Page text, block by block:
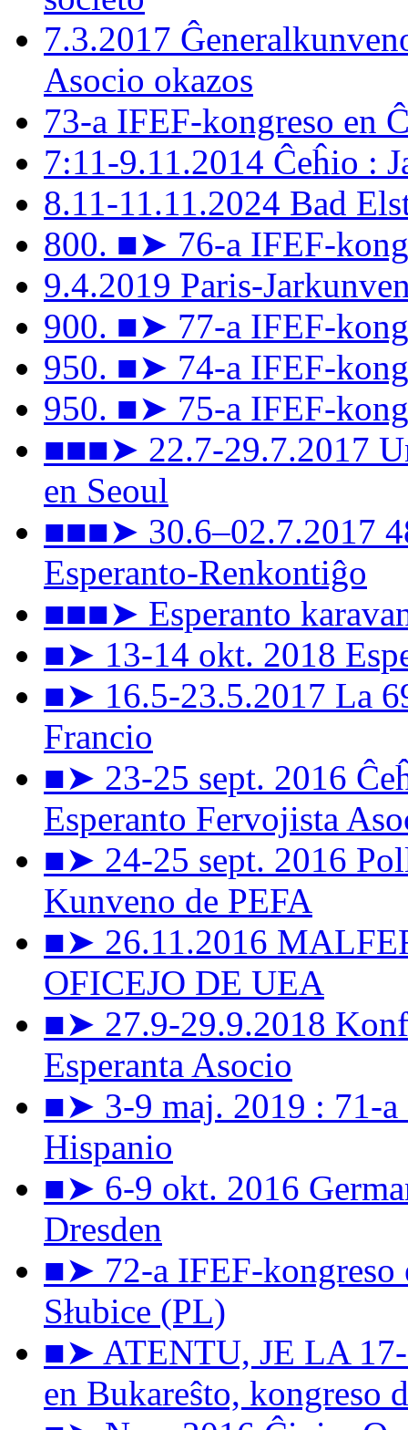
7.3.2017
Asocio okazos
73-a IFEF-kongreso en
7:11-9.11.2014 Ĉeĥio :
8.11-11.11.2024 Bad
800. ■➤ 76-a IFEF-
9.4.2019 Paris-
900. ■➤ 77-a IFEF-
950. ■➤ 74-a IFEF-
950. ■➤ 75-a IFEF-
■■■➤ 22.7-29.7.2017
en Seoul
■■■➤ 30.6–02.7.2017
Esperanto-Renkontiĝo
■■■➤ Esperanto
■➤ 13-14 okt. 2018
■➤ 16.5-23.5.2017 La
Francio
■➤ 23-25 sept. 2016
Esperanto Fervojista
■➤ 24-25 sept. 2016
Kunveno de PEFA
■➤ 26.11.2016
OFICEJO DE UEA
■➤ 27.9-29.9.2018
Esperanta Asocio
■➤ 3-9 maj. 2019 : 71-a
Hispanio
■➤ 6-9 okt. 2016
Dresden
■➤ 72-a IFEF-kongreso
Słubice (PL)
■➤ ATENTU, JE LA 17-
en Bukareŝto, kongreso